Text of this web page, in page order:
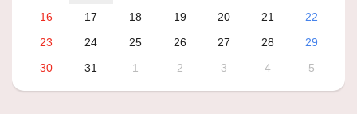
16
17 18 19 20 21
22
23
24 25 26 27 28
29
30
31 1 2 3 4 5